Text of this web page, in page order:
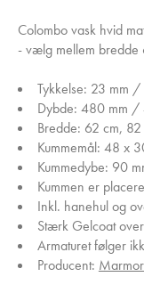
Colombo vask hvid
- vælg mellem bredde
Tykkelse: 23 mm
Dybde: 480 mm /
Bredde: 62 cm,
Kummemål: 48 x
Kummedybe: 90
Kummen er
Inkl. hanehul og
Stærk Gelcoat
Armaturet følger
Producent: